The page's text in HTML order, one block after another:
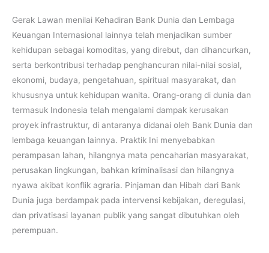
Gerak Lawan menilai Kehadiran Bank Dunia dan Lembaga
Keuangan Internasional lainnya telah menjadikan sumber
kehidupan sebagai komoditas, yang direbut, dan dihancurkan,
serta berkontribusi terhadap penghancuran nilai-nilai sosial,
ekonomi, budaya, pengetahuan, spiritual masyarakat, dan
khususnya untuk kehidupan wanita. Orang-orang di dunia dan
termasuk Indonesia telah mengalami dampak kerusakan
proyek infrastruktur, di antaranya didanai oleh Bank Dunia dan
lembaga keuangan lainnya. Praktik Ini menyebabkan
perampasan lahan, hilangnya mata pencaharian masyarakat,
perusakan lingkungan, bahkan kriminalisasi dan hilangnya
nyawa akibat konflik agraria. Pinjaman dan Hibah dari Bank
Dunia juga berdampak pada intervensi kebijakan, deregulasi,
dan privatisasi layanan publik yang sangat dibutuhkan oleh
perempuan.